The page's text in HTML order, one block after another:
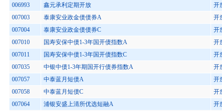
006993
鑫元承利定期开放
开
007003
泰康安业政金债债券A
开
007004
泰康安业政金债债券C
开
007010
国寿安保中债1-3年国开债指数A
开
007011
国寿安保中债1-3年国开债指数C
开
007035
中银中债1-3年期国开行债券指数A
开
007057
中泰蓝月短债A
开
007058
中泰蓝月短债C
开
007064
浦银安盛上清所优选短融A
开